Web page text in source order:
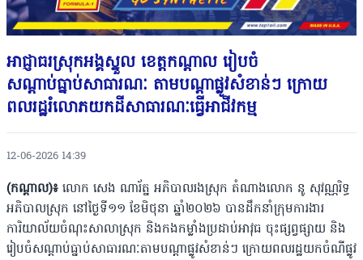
អាជ្ញាធរស្រុកអង្គស្នួល ខេត្តកណ្ដាល រៀបចំ
សណ្តាប់ធ្នាប់សាធារណៈ តាមបណ្តាផ្លូវសំខាន់ៗ ក្រោយ
ពលរដ្ឋរំលោភយកដីសាធារណៈធ្វើអាជីវកម្ម
12-06-2026 14:39
(កណ្ដាល)៖ លោក សេង ណារ័ត្ន អភិបាលរងស្រុក តំណាងលោក នូ សុវណ្ណរិទ្ធ
អភិបាលស្រុក នៅថ្ងៃទី១១ ខែមិថុនា ឆ្នាំ២០២៦ បានដឹកនាំក្រុមការងារ
ការិយាល័យចំណុះសាលាស្រុក និងកងកម្លាំងប្រដាប់អាវុធ ចុះផ្សព្វផ្សាយ និង
រៀបចំសណ្តាប់ធ្នាប់សាធារណៈតាមបណ្តាផ្លូវសំខាន់ៗ ក្រោយពលរដ្ឋយកចំណីផ្លូវ